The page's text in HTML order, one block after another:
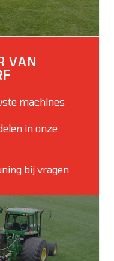
VAN
machines
in onze
bij vragen